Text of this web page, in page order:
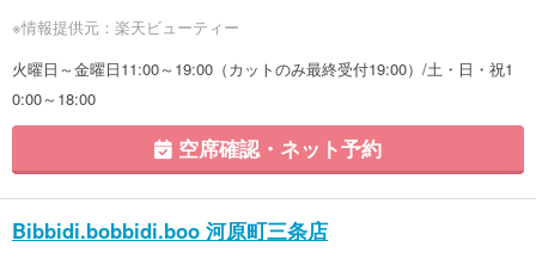
※情報提供元：楽天ビューティー
火曜日～金曜日11:00～19:00（カットのみ最終受付19:00）/土・日・祝1
0:00～18:00
空席確認・ネット予約
Bibbidi.bobbidi.boo 河原町三条店